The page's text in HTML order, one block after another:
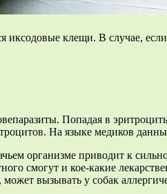
иксодовые клещи. В случае,
Попадая в
На языке медиков
организме приводит к
смогут и кое-какие
вызывать у собак